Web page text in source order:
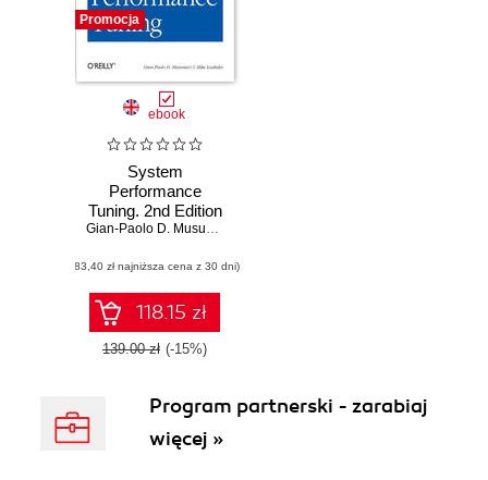
Promocja
ebook
System
Performance
Tuning. 2nd Edition
Gian-Paolo D. Musumeci
(83,40 zł najniższa cena z 30 dni)
118.15 zł
139.00 zł (-15%)
Program partnerski - zarabiaj
więcej »